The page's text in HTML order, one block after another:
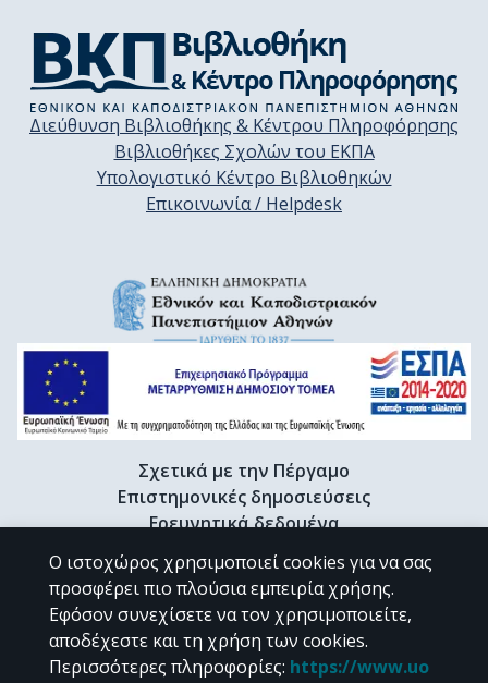
Διεύθυνση Βιβλιοθήκης & Κέντρου Πληροφόρησης
Βιβλιοθήκες Σχολών του ΕΚΠΑ
Υπολογιστικό Κέντρο Βιβλιοθηκών
Επικοινωνία / Helpdesk
Σχετικά με την Πέργαμο
Επιστημονικές δημοσιεύσεις
Ερευνητικά δεδομένα
Διδακτορικές διατριβές & Γκρίζα βιβλιογραφία
Προφίλ Ερευνητή
CC BY-NC 4.0
Ο ιστοχώρος χρησιμοποιεί cookies για να σας
προσφέρει πιο πλούσια εμπειρία χρήσης.
Εφόσον συνεχίσετε να τον χρησιμοποιείτε,
αποδέχεστε και τη χρήση των cookies.
Περισσότερες πληροφορίες: https://www.uo